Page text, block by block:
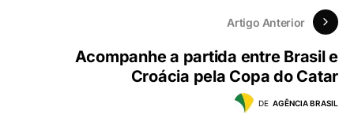
Artigo Anterior
Acompanhe a partida entre Brasil e
Croácia pela Copa do Catar
DE AGÊNCIA BRASIL